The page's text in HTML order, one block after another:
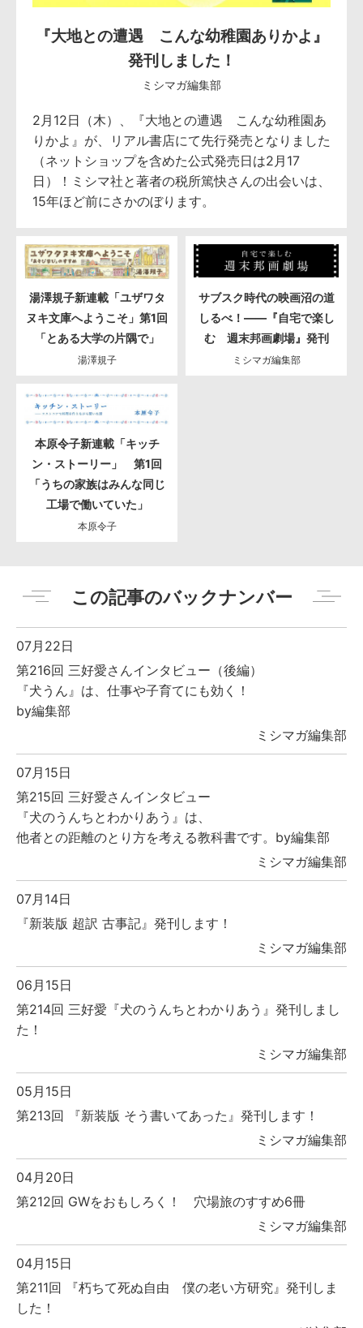
『大地との遭遇 こんな幼稚園ありかよ』
発刊しました！
ミシマガ編集部
2月12日（木）、『大地との遭遇 こんな幼稚園あ
りかよ』が、リアル書店にて先行発売となりました
（ネットショップを含めた公式発売日は2月17
日）！ミシマ社と著者の税所篤快さんの出会いは、
15年ほど前にさかのぼります。
湯澤規子新連載「ユザワタ
ヌキ文庫へようこそ」第1回
「とある大学の片隅で」
湯澤規子
サブスク時代の映画沼の道
しるべ！――『自宅で楽し
む 週末邦画劇場』発刊
ミシマガ編集部
本原令子新連載「キッチ
ン・ストーリー」 第1回
「うちの家族はみんな同じ
工場で働いていた」
本原令子
この記事のバックナンバー
07月22日
第216回 三好愛さんインタビュー（後編）
『犬うん』は、仕事や子育てにも効く！
by編集部
ミシマガ編集部
07月15日
第215回 三好愛さんインタビュー
『犬のうんちとわかりあう』は、
他者との距離のとり方を考える教科書です。by編集部
ミシマガ編集部
07月14日
『新装版 超訳 古事記』発刊します！
ミシマガ編集部
06月15日
第214回 三好愛『犬のうんちとわかりあう』発刊しまし
た！
ミシマガ編集部
05月15日
第213回 『新装版 そう書いてあった』発刊します！
ミシマガ編集部
04月20日
第212回 GWをおもしろく！ 穴場旅のすすめ6冊
ミシマガ編集部
04月15日
第211回 『朽ちて死ぬ自由 僕の老い方研究』発刊しま
した！